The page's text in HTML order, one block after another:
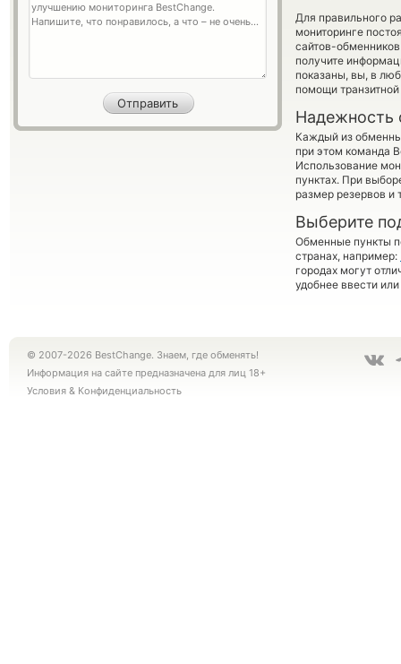
Для правильного
мониторинге
сайтов-
получите
показаны, вы, в
помощи
Надежность
Каждый из
при этом команда
Использование
пунктах. При
размер резервов и
Выберите
Обменные пункты
странах, например:
городах могут
удобнее ввести
© 2007-2026 BestChange. Знаем, где обменять!
Информация на сайте предназначена для лиц 18+
Условия & Конфиденциальность